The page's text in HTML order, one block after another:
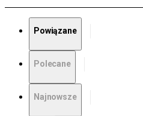
Powiązane
Polecane
Najnowsze